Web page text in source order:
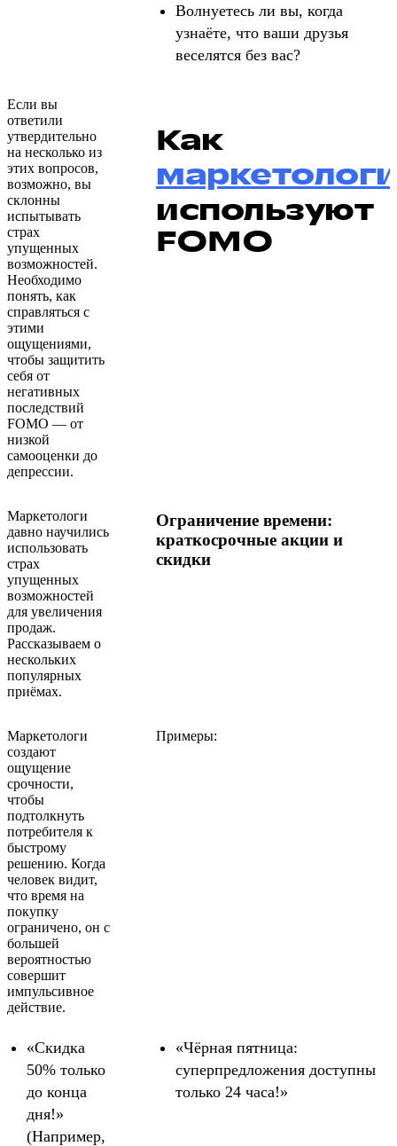
Волнуетесь ли вы, когда
узнаёте, что ваши друзья
веселятся без вас?
Если вы
ответили
утвердительно
на несколько из
этих вопросов,
возможно, вы
склонны
испытывать
страх
упущенных
возможностей.
Необходимо
понять, как
справляться с
этими
ощущениями,
чтобы защитить
себя от
негативных
последствий
FOMO — от
низкой
самооценки до
депрессии.
Как
используют
FOMO
Маркетологи
давно научились
использовать
страх
упущенных
возможностей
для увеличения
продаж.
Рассказываем о
нескольких
популярных
приёмах.
Ограничение времени:
краткосрочные акции и
скидки
Маркетологи
создают
ощущение
срочности,
чтобы
подтолкнуть
потребителя к
быстрому
решению. Когда
человек видит,
что время на
покупку
ограничено, он с
большей
вероятностью
совершит
импульсивное
действие.
Примеры:
«Скидка
50% только
до конца
дня!»
(Например,
«Чёрная пятница:
суперпредложения доступны
только 24 часа!»